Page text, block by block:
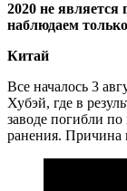
2020 не
наблюдаем
Китай
Все началось 3
Хубэй, где в
заводе погибли
ранения. Причина